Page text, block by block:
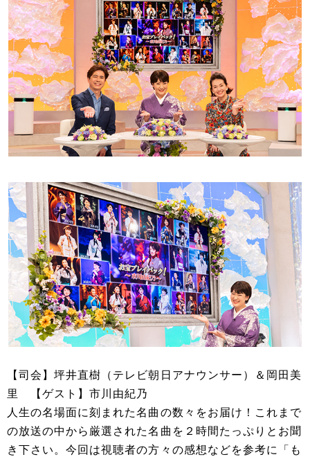
【司会】坪井直樹（テレビ朝日アナウンサー）＆岡田美
里 【ゲスト】市川由紀乃
人生の名場面に刻まれた名曲の数々をお届け！これまで
の放送の中から厳選された名曲を２時間たっぷりとお聞
き下さい。今回は視聴者の方々の感想などを参考に「も